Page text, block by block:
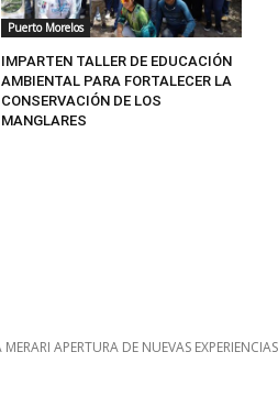
Puerto Morelos
IMPARTEN TALLER DE EDUCACIÓN
AMBIENTAL PARA FORTALECER LA
CONSERVACIÓN DE LOS
MANGLARES